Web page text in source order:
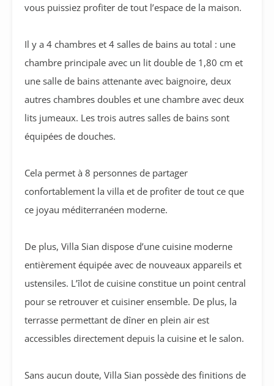
vous puissiez profiter de tout l’espace de la maison.
Il y a 4 chambres et 4 salles de bains au total : une
chambre principale avec un lit double de 1,80 cm et
une salle de bains attenante avec baignoire, deux
autres chambres doubles et une chambre avec deux
lits jumeaux. Les trois autres salles de bains sont
équipées de douches.
Cela permet à 8 personnes de partager
confortablement la villa et de profiter de tout ce que
ce joyau méditerranéen moderne.
De plus, Villa Sian dispose d’une cuisine moderne
entièrement équipée avec de nouveaux appareils et
ustensiles. L’îlot de cuisine constitue un point central
pour se retrouver et cuisiner ensemble. De plus, la
terrasse permettant de dîner en plein air est
accessibles directement depuis la cuisine et le salon.
Sans aucun doute, Villa Sian possède des finitions de